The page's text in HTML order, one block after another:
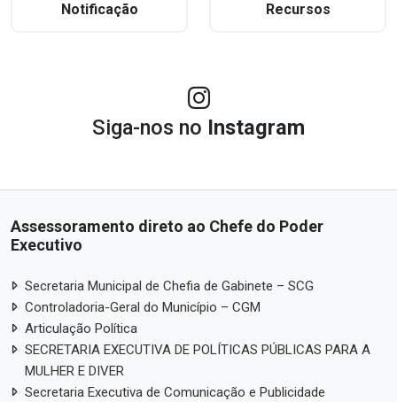
Notificação
Recursos
Siga-nos no Instagram
Assessoramento direto ao Chefe do Poder
Executivo
Secretaria Municipal de Chefia de Gabinete – SCG
Controladoria-Geral do Município – CGM
Articulação Política
SECRETARIA EXECUTIVA DE POLÍTICAS PÚBLICAS PARA A
MULHER E DIVER
Secretaria Executiva de Comunicação e Publicidade